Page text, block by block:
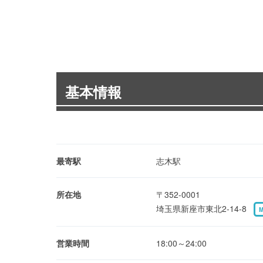
基本情報
最寄駅 志木駅
所在地
〒352-0001
埼玉県新座市東北2-14-8
営業時間 18:00～24:00